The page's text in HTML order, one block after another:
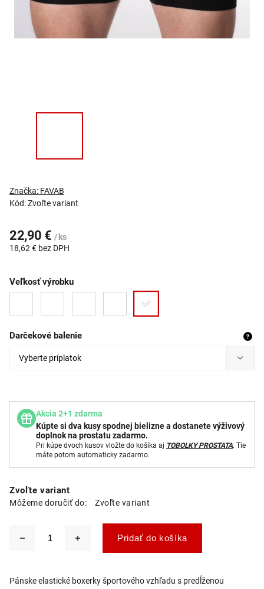
Kód:Zvoľte variant
Značka: FAVAB
22,90 € / ks
18,62 € bez DPH
Zvoľte variant
Môžeme doručiť do: Zvoľte variant
Veľkosť výrobku
Darčekové balenie ?
Pridať do košíka
Akcia 2+1 zdarma
Kúpte si dva kusy spodnej bielizne a dostanete výživový
doplnok na prostatu zadarmo.
Pri kúpe dvoch kusov vložte do košíka aj TOBOLKY PROSTATA. Tie
máte potom automaticky zadarmo.
Pánske elastické boxerky športového vzhľadu s predĺženou